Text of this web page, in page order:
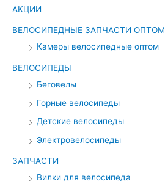
АКЦИИ
ВЕЛОСИПЕДНЫЕ ЗАПЧАСТИ ОПТОМ
Камеры велосипедные оптом
ВЕЛОСИПЕДЫ
Беговелы
Горные велосипеды
Детские велосипеды
Электровелосипеды
ЗАПЧАСТИ
Вилки для велосипеда